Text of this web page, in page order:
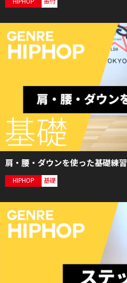
HIPHOP 振付
肩・腰・ダウンを使った基礎練習
HIPHOP 基礎